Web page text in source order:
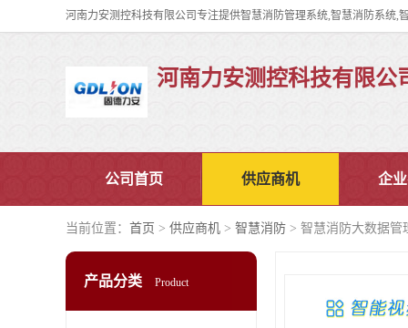
河南力安测控科技有限公
公司首页 供应商机 企
当前位置： 首页 > 供应商机 > 智慧消防 > 智慧消防大数据管
产品分类 Product